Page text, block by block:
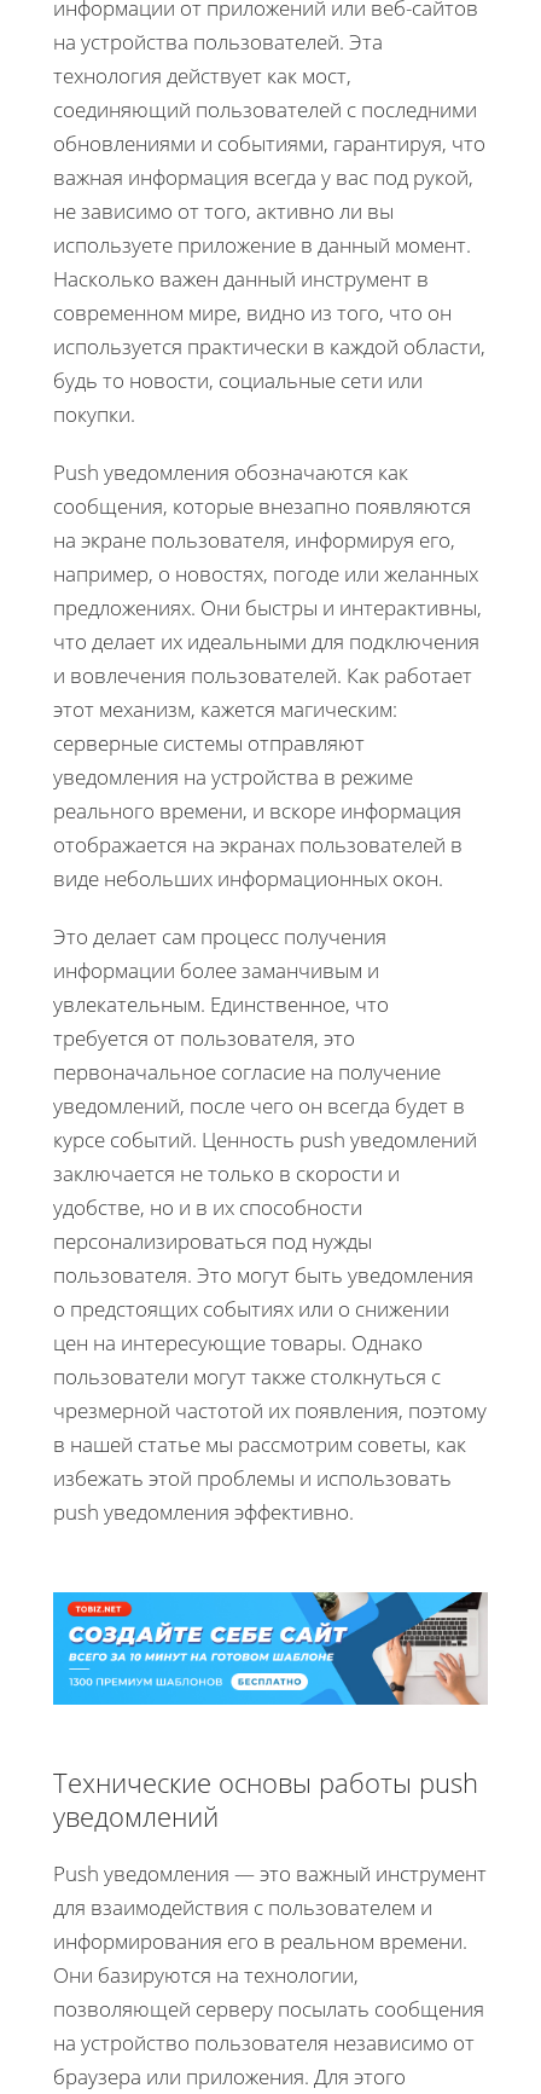
информации от приложений или веб-сайтов
на устройства пользователей. Эта
технология действует как мост,
соединяющий пользователей с последними
обновлениями и событиями, гарантируя, что
важная информация всегда у вас под рукой,
не зависимо от того, активно ли вы
используете приложение в данный момент.
Насколько важен данный инструмент в
современном мире, видно из того, что он
используется практически в каждой области,
будь то новости, социальные сети или
покупки.
Push уведомления обозначаются как
сообщения, которые внезапно появляются
на экране пользователя, информируя его,
например, о новостях, погоде или желанных
предложениях. Они быстры и интерактивны,
что делает их идеальными для подключения
и вовлечения пользователей. Как работает
этот механизм, кажется магическим:
серверные системы отправляют
уведомления на устройства в режиме
реального времени, и вскоре информация
отображается на экранах пользователей в
виде небольших информационных окон.
Это делает сам процесс получения
информации более заманчивым и
увлекательным. Единственное, что
требуется от пользователя, это
первоначальное согласие на получение
уведомлений, после чего он всегда будет в
курсе событий. Ценность push уведомлений
заключается не только в скорости и
удобстве, но и в их способности
персонализироваться под нужды
пользователя. Это могут быть уведомления
о предстоящих событиях или о снижении
цен на интересующие товары. Однако
пользователи могут также столкнуться с
чрезмерной частотой их появления, поэтому
в нашей статье мы рассмотрим советы, как
избежать этой проблемы и использовать
push уведомления эффективно.
Технические основы работы push
уведомлений
Push уведомления — это важный инструмент
для взаимодействия с пользователем и
информирования его в реальном времени.
Они базируются на технологии,
позволяющей серверу посылать сообщения
на устройство пользователя независимо от
браузера или приложения. Для этого